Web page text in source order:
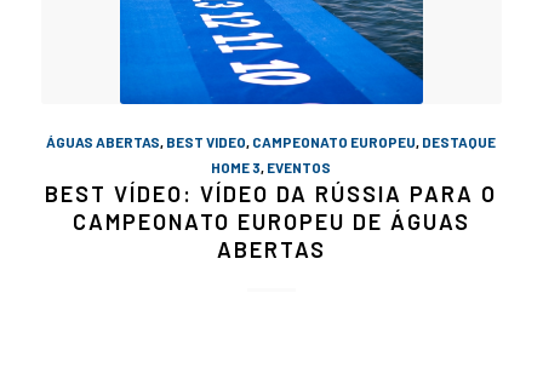
ÁGUAS ABERTAS, BEST VIDEO, CAMPEONATO EUROPEU, DESTAQUE
HOME 3, EVENTOS
BEST VÍDEO: VÍDEO DA RÚSSIA PARA O
CAMPEONATO EUROPEU DE ÁGUAS
ABERTAS